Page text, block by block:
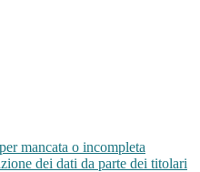
mancata o incompleta
dei dati da parte dei titolari